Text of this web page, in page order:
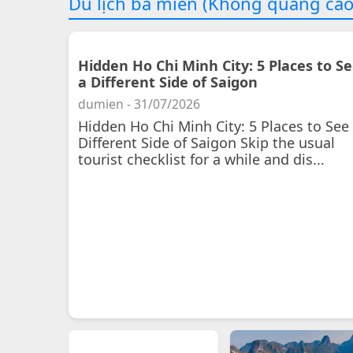
Hidden Ho Chi Minh City: 5 Places to
a Different Side of Saigon
dumien - 31/07/2026
Hidden Ho Chi Minh City: 5 Places to See
Different Side of Saigon Skip the usual
tourist checklist for a while and dis...